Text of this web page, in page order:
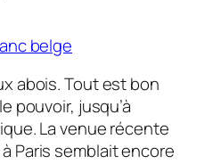
belge
abois. Tout est bon
pouvoir, jusqu’à
La venue récente
Paris semblait encore